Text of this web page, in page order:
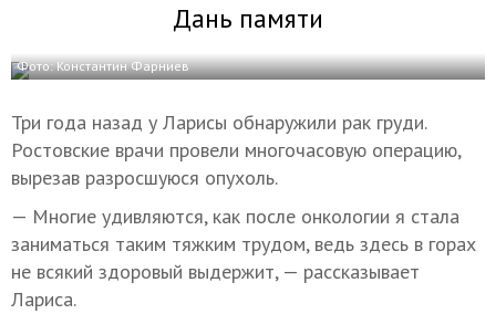
Дань памяти
Фото: Константин Фарниев
Три года назад у Ларисы обнаружили рак груди.
Ростовские врачи провели многочасовую операцию,
вырезав разросшуюся опухоль.
— Многие удивляются, как после онкологии я стала
заниматься таким тяжким трудом, ведь здесь в горах
не всякий здоровый выдержит, — рассказывает
Лариса.